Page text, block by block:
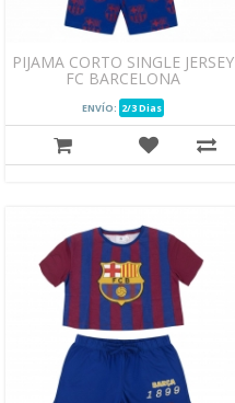
PIJAMA CORTO SINGLE JERSEY
FC BARCELONA
ENVÍO: 2/3 Dias